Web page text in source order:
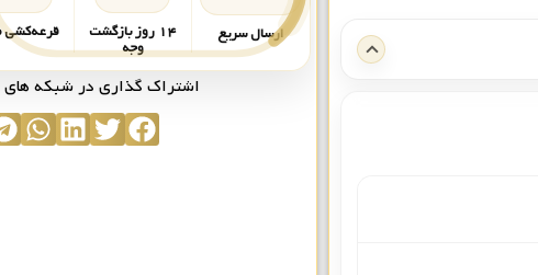
ارسال سریع ۱۴ روز بازگشت
وجه
قرعه‌کشی
اشتراک گذاری در شبکه های